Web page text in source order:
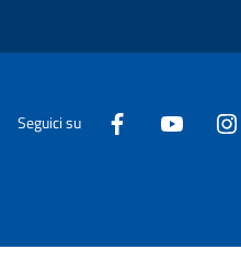
Seguici su